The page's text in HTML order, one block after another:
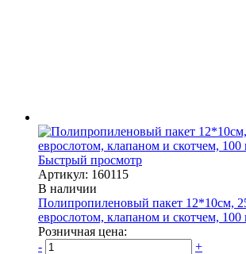
Быстрый просмотр
Артикул: 160115
В наличии
Полипропиленовый пакет 12*10см,
еврослотом, клапаном и скотчем, 100
Розничная цена:
-
+